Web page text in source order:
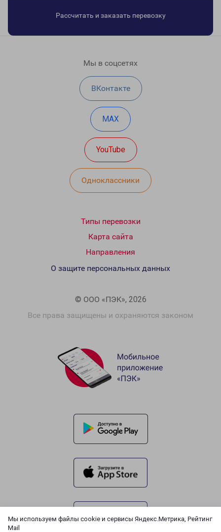
Мы используем файлы cookie и сервисы Яндекс.Метрика, Рейтинг
Mail
Рассчитать и заказать перевозку
Мы в соцсетях
ВКонтакте
MAX
YouTube
Одноклассники
Типы перевозки
Карта сайта
Направления
© ООО «ПЭК», 2026
Все права защищены и охраняются законом
О защите персональных данных